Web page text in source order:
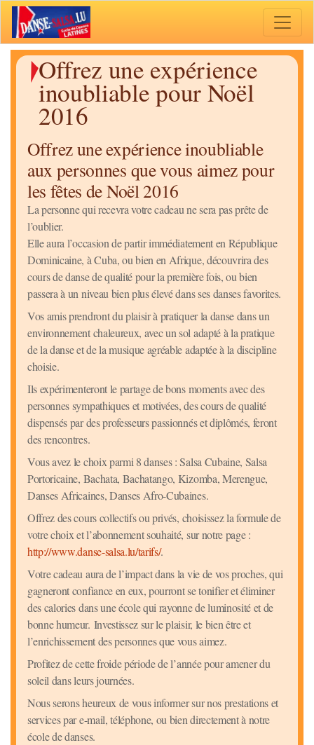
Offrez une expérience
inoubliable pour Noël
2016
Offrez une expérience inoubliable
aux personnes que vous aimez pour
les fêtes de Noël 2016
La personne qui recevra votre cadeau ne sera pas prête de
l’oublier.
Elle aura l’occasion de partir immédiatement en République
Dominicaine, à Cuba, ou bien en Afrique, découvrira des
cours de danse de qualité pour la première fois, ou bien
passera à un niveau bien plus élevé dans ses danses favorites.
Vos amis prendront du plaisir à pratiquer la danse dans un
environnement chaleureux, avec un sol adapté à la pratique
de la danse et de la musique agréable adaptée à la discipline
choisie.
Ils expérimenteront le partage de bons moments avec des
personnes sympathiques et motivées, des cours de qualité
dispensés par des professeurs passionnés et diplômés, feront
des rencontres.
Vous avez le choix parmi 8 danses : Salsa Cubaine, Salsa
Portoricaine, Bachata, Bachatango, Kizomba, Merengue,
Danses Africaines, Danses Afro-Cubaines.
Offrez des cours collectifs ou privés, choisissez la formule de
votre choix et l’abonnement souhaité, sur notre page :
http://www.danse-salsa.lu/tarifs/.
Votre cadeau aura de l’impact dans la vie de vos proches, qui
gagneront confiance en eux, pourront se tonifier et éliminer
des calories dans une école qui rayonne de luminosité et de
bonne humeur. Investissez sur le plaisir, le bien être et
l’enrichissement des personnes que vous aimez.
Profitez de cette froide période de l’année pour amener du
soleil dans leurs journées.
Nous serons heureux de vous informer sur nos prestations et
services par e-mail, téléphone, ou bien directement à notre
école de danses.